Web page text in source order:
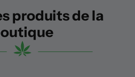
produits de la